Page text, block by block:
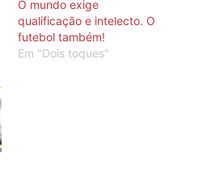
O mundo exige
qualificação e intelecto. O
futebol também!
Em "Dois toques"